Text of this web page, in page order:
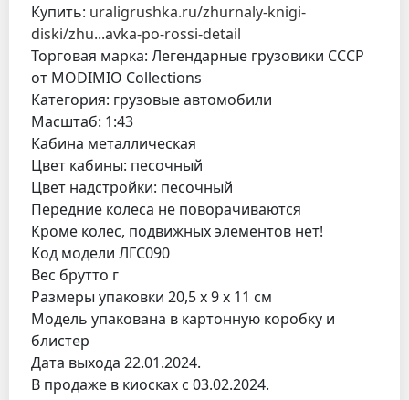
Купить: uraligrushka.ru/zhurnaly-knigi-
diski/zhu...avka-po-rossi-detail
Торговая марка: Легендарные грузовики СССР
от MODIMIO Collections
Категория: грузовые автомобили
Масштаб: 1:43
Кабина металлическая
Цвет кабины: песочный
Цвет надстройки: песочный
Передние колеса не поворачиваются
Кроме колес, подвижных элементов нет!
Код модели ЛГС090
Вес брутто г
Размеры упаковки 20,5 х 9 х 11 см
Модель упакована в картонную коробку и
блистер
Дата выхода 22.01.2024.
В продаже в киосках с 03.02.2024.